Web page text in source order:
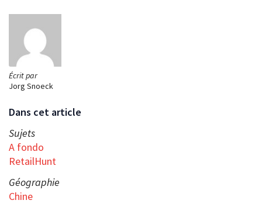
Écrit par
Jorg Snoeck
Dans cet article
Sujets
A fondo
RetailHunt
Géographie
Chine